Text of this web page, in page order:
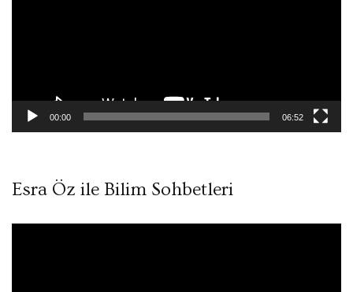
00:00 06:52
Esra Öz ile Bilim Sohbetleri